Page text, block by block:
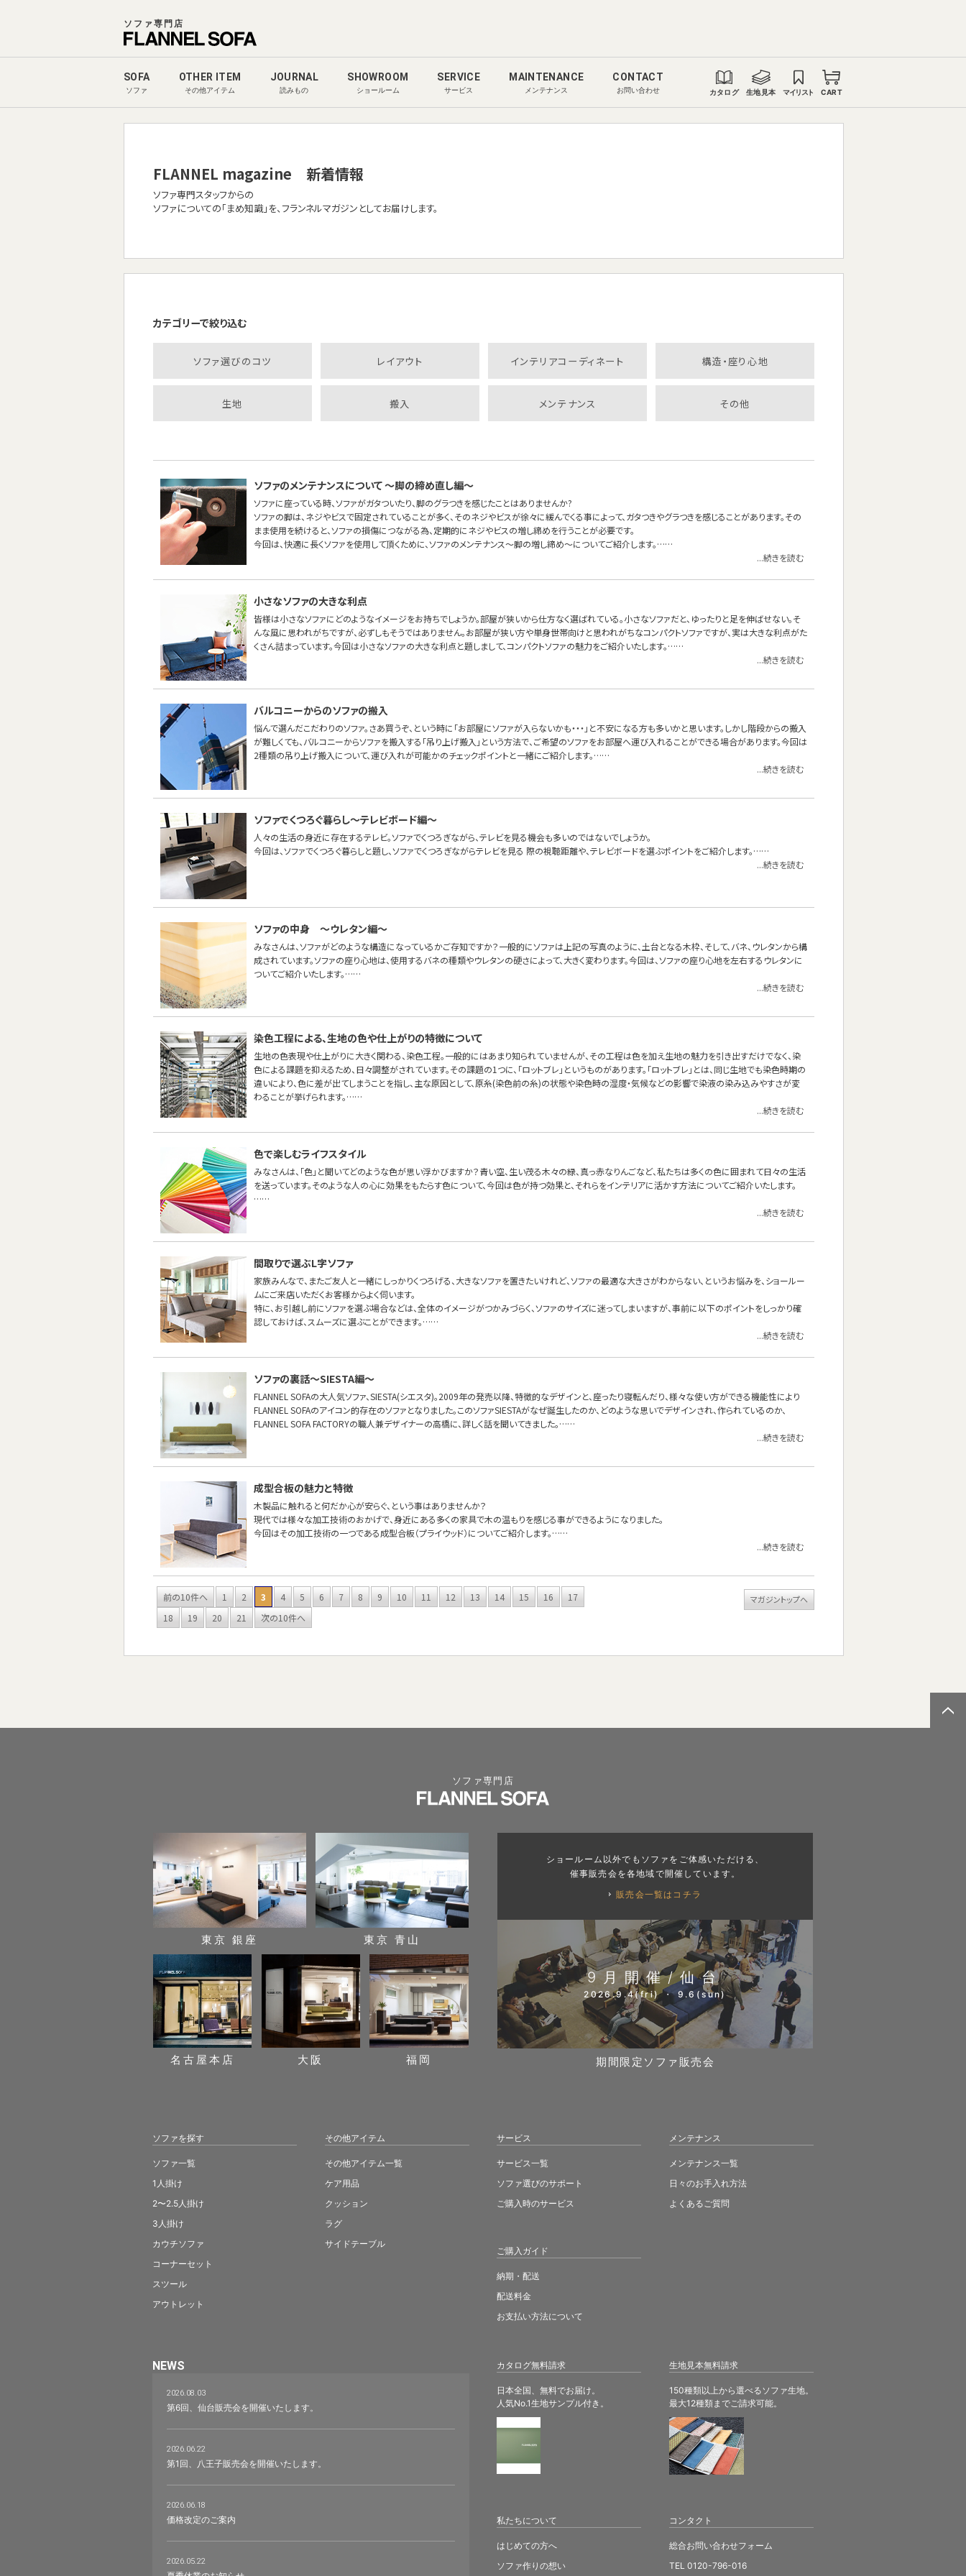
ソファ専門店
SOFA
ソファ
OTHER ITEM
その他アイテム
JOURNAL
読みもの
SHOWROOM
ショールーム
SERVICE
サービス
MAINTENANCE
メンテナンス
CONTACT
お問い合わせ カタログ 生地見本 マイリスト CART
FLANNEL magazine 新着情報
ソファ専門スタッフからの
ソファについての「まめ知識」を、フランネルマガジンとしてお届けします。
カテゴリーで絞り込む
ソファ選びのコツ レイアウト インテリアコーディネート 構造・座り心地
生地 搬入 メンテナンス その他
ソファのメンテナンスについて 〜脚の締め直し編〜
ソファに座っている時、ソファがガタついたり、脚のグラつきを感じたことはありませんか?
ソファの脚は、ネジやビスで固定されていることが多く、そのネジやビスが徐々に緩んでくる事によって、ガタつきやグラつきを感じることがあります。その
まま使用を続けると、ソファの損傷につながる為、定期的にネジやビスの増し締めを行うことが必要です。
今回は、快適に長くソファを使用して頂くために、ソファのメンテナンス〜脚の増し締め〜についてご紹介します。……
...続きを読む
小さなソファの大きな利点
皆様は小さなソファにどのようなイメージをお持ちでしょうか。部屋が狭いから仕方なく選ばれている。小さなソファだと、ゆったりと足を伸ばせない。そ
んな風に思われがちですが、必ずしもそうではありません。お部屋が狭い方や単身世帯向けと思われがちなコンパクトソファですが、実は大きな利点がた
くさん詰まっています。今回は小さなソファの大きな利点と題しまして、コンパクトソファの魅力をご紹介いたします。……
...続きを読む
バルコニーからのソファの搬入
悩んで選んだこだわりのソファ。さあ買うぞ、という時に「お部屋にソファが入らないかも・・・」と不安になる方も多いかと思います。しかし階段からの搬入
が難しくても、バルコニーからソファを搬入する「吊り上げ搬入」という方法で、ご希望のソファをお部屋へ運び入れることができる場合があります。今回は
2種類の吊り上げ搬入について、運び入れが可能かのチェックポイントと一緒にご紹介します。……
...続きを読む
ソファでくつろぐ暮らし〜テレビボード編〜
人々の生活の身近に存在するテレビ。ソファでくつろぎながら、テレビを見る機会も多いのではないでしょうか。
今回は、ソファでくつろぐ暮らしと題し、ソファでくつろぎながらテレビを見る 際の視聴距離や、テレビボードを選ぶポイントをご紹介します。……
...続きを読む
ソファの中身 ～ウレタン編～
みなさんは、ソファがどのような構造になっているかご存知ですか？一般的にソファは上記の写真のように、土台となる木枠、そして、バネ、ウレタンから構
成されています。ソファの座り心地は、使用するバネの種類やウレタンの硬さによって、大きく変わります。今回は、ソファの座り心地を左右するウレタンに
ついてご紹介いたします。……
...続きを読む
染色工程による、生地の色や仕上がりの特徴について
生地の色表現や仕上がりに大きく関わる、染色工程。一般的にはあまり知られていませんが、その工程は色を加え生地の魅力を引き出すだけでなく、染
色による課題を抑えるため、日々調整がされています。その課題の1つに、「ロットブレ」というものがあります。「ロットブレ」とは、同じ生地でも染色時期の
違いにより、色に差が出てしまうことを指し、主な原因として、原糸(染色前の糸)の状態や染色時の湿度・気候などの影響で染液の染み込みやすさが変
わることが挙げられます。……
...続きを読む
色で楽しむライフスタイル
みなさんは、「色」と聞いてどのような色が思い浮かびますか？青い空、生い茂る木々の緑、真っ赤なりんごなど、私たちは多くの色に囲まれて日々の生活
を送っています。そのような人の心に効果をもたらす色について、今回は色が持つ効果と、それらをインテリアに活かす方法についてご紹介いたします。
……
...続きを読む
間取りで選ぶL字ソファ
家族みんなで、またご友人と一緒にしっかりくつろげる、大きなソファを置きたいけれど、ソファの最適な大きさがわからない、というお悩みを、ショールー
ムにご来店いただくお客様からよく伺います。
特に、お引越し前にソファを選ぶ場合などは、全体のイメージがつかみづらく、ソファのサイズに迷ってしまいますが、事前に以下のポイントをしっかり確
認しておけば、スムーズに選ぶことができます。……
...続きを読む
ソファの裏話〜SIESTA編〜
FLANNEL SOFAの大人気ソファ、SIESTA(シエスタ)。2009年の発売以降、特徴的なデザインと、座ったり寝転んだり、様々な使い方ができる機能性により
FLANNEL SOFAのアイコン的存在のソファとなりました。このソファSIESTAがなぜ誕生したのか、どのような思いでデザインされ、作られているのか、
FLANNEL SOFA FACTORYの職人兼デザイナーの高橋に、詳しく話を聞いてきました。……
...続きを読む
成型合板の魅力と特徴
木製品に触れると何だか心が安らぐ、という事はありませんか？
現代では様々な加工技術のおかげで、身近にある多くの家具で木の温もりを感じる事ができるようになりました。
今回はその加工技術の一つである成型合板（プライウッド）についてご紹介します。……
...続きを読む
前の10件へ 1 2 3 4 5 6 7 8 9 10 11 12 13 14 15 16
17
18
19 20 21 次の10件へ
マガジントップへ
ソファ専門店
カタログ無料請求
日本全国、無料でお届け。
人気No.1生地サンプル付き。
生地見本無料請求
150種類以上から選べるソファ生地。
最大12種類までご請求可能。
東京 銀座 東京 青山
名古屋本店 大阪 福岡
ショールーム以外でもソファをご体感いただける、
催事販売会を各地域で開催しています。
販売会一覧はコチラ
9月開催/仙台
2026.9.4(fri) ・ 9.6(sun)
期間限定ソファ販売会
ソファを探す
ソファ一覧
1人掛け
2〜2.5人掛け
3人掛け
カウチソファ
コーナーセット
スツール
アウトレット
その他アイテム
その他アイテム一覧
ケア用品
クッション
ラグ
サイドテーブル
サービス
サービス一覧
ソファ選びのサポート
ご購入時のサービス
ご購入ガイド
納期・配送
配送料金
お支払い方法について
メンテナンス
メンテナンス一覧
日々のお手入れ方法
よくあるご質問
NEWS
2026.08.03
第6回、仙台販売会を開催いたします。
2026.06.22
第1回、八王子販売会を開催いたします。
2026.06.18
価格改定のご案内
2026.05.22
私たちについて
はじめての方へ
ソファ作りの想い
コンタクト
総合お問い合わせフォーム
TEL 0120-796-016